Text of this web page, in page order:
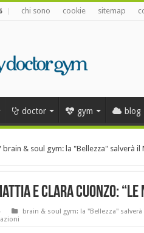
chi sono cookie sitemap
doctor gym blog
brain & soul gym: la "Bellezza" salverà il
e Clara Cuonzo:
brain & soul gym: la "Bellezza" salverà